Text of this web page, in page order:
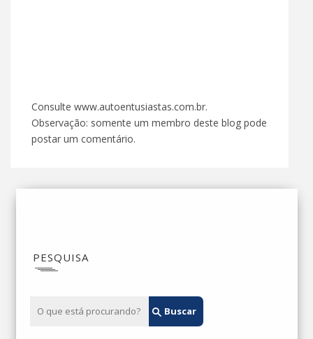
Consulte www.autoentusiastas.com.br.
Observação: somente um membro deste blog pode
postar um comentário.
PESQUISA